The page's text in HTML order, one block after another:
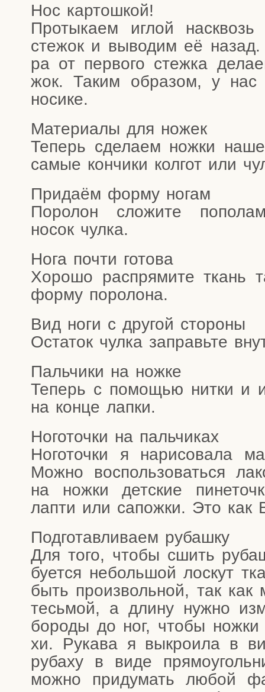
Нос кар­тош­кой!
Про­ты­ка­ем иглой
сте­жок и выво­дим её
ра от пер­во­го стеж­ка
жок. Таким обра­зом, у нас
носике.
Мате­ри­а­лы для ножек
Теперь сде­ла­ем нож­ки
самые кон­чи­ки кол­гот или
При­да­ём фор­му ногам
Поро­лон сло­жи­те
носок чулка.
Нога почти готова
Хоро­шо рас­пря­ми­те ткань
фор­му поролона.
Вид ноги с дру­гой стороны
Оста­ток чул­ка заправь­те
Паль­чи­ки на ножке
Теперь с помо­щью нит­ки и
на кон­це лапки.
Ного­точ­ки на пальчиках
Ного­точ­ки я нари­со­ва­ла
Мож­но вос­поль­зо­вать­ся
на нож­ки дет­ские
лап­ти или сапож­ки. Это как
Под­го­тав­ли­ва­ем рубашку
Для того, что­бы сшить
бу­ет­ся неболь­шой лос­кут
быть про­из­воль­ной, так
тесь­мой, а дли­ну нуж­но
боро­ды до ног, что­бы
хи. Рука­ва я выкро­и­ла в
руба­ху в виде
мож­но при­ду­мать любой